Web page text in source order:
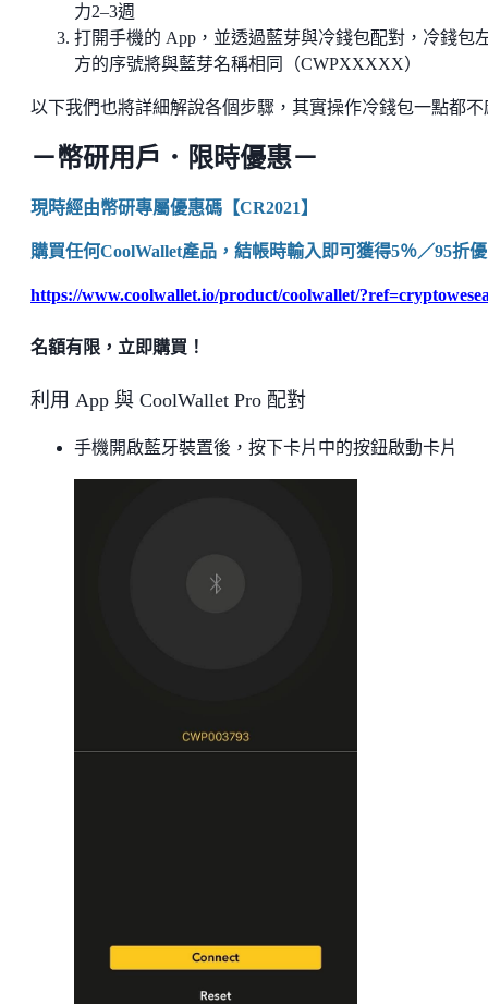
力2–3週
打開手機的 App，並透過藍芽與冷錢包配對，冷錢包
方的序號將與藍芽名稱相同（CWPXXXXX）
以下我們也將詳細解說各個步驟，其實操作冷錢包一點都不
－幣研用戶．限時優惠－
現時經由幣研專屬優惠碼【CR2021】
購買任何CoolWallet產品，結帳時輸入即可獲得5％／95折
https://www.coolwallet.io/product/coolwallet/
名額有限，立即購買！
利用 App 與 CoolWallet Pro 配對
手機開啟藍牙裝置後，按下卡片中的按鈕啟動卡片